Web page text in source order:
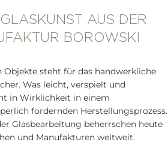
AUS DER
BOROWSKI
Objekte steht für das handwerkliche
Was leicht, verspielt und
in Wirklichkeit in einem
fordernden Herstellungsprozess.
Glasbearbeitung beherrschen heute
und Manufakturen weltweit.